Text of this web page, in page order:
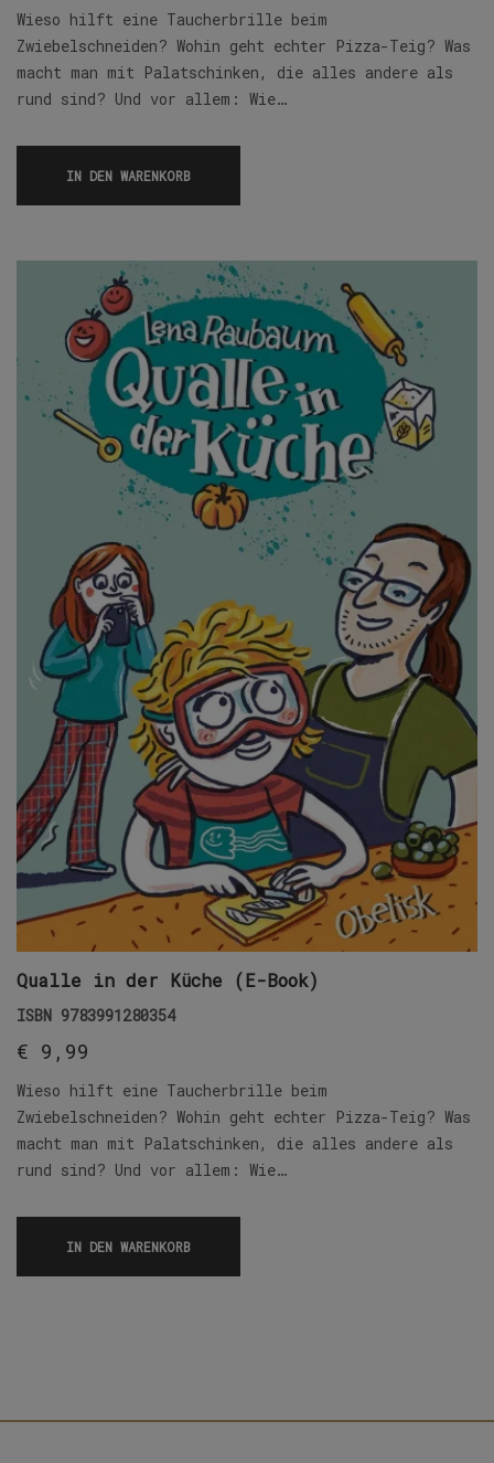
Wieso hilft eine Taucherbrille beim
Zwiebelschneiden? Wohin geht echter Pizza-Teig? Was
macht man mit Palatschinken, die alles andere als
rund sind? Und vor allem: Wie…
IN DEN WARENKORB
Qualle in der Küche (E-Book)
ISBN 9783991280354
€ 9,99
Wieso hilft eine Taucherbrille beim
Zwiebelschneiden? Wohin geht echter Pizza-Teig? Was
macht man mit Palatschinken, die alles andere als
rund sind? Und vor allem: Wie…
IN DEN WARENKORB